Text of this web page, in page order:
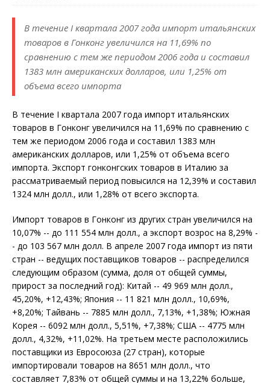
В течение I квартала 2007 года импорт итальянских
товаров в Гонконг увеличился на 11,69% по
сравнению с тем же периодом 2006 года и составил
1383 млн американских долларов, или 1,25% от
объема всего импорта
В течение I квартала 2007 года импорт итальянских
товаров в Гонконг увеличился на 11,69% по сравнению с
тем же периодом 2006 года и составил 1383 млн
американских долларов, или 1,25% от объема всего
импорта. Экспорт гонконгских товаров в Италию за
рассматриваемый период повысился на 12,39% и составил
1324 млн долл., или 1,28% от всего экспорта.
Импорт товаров в Гонконг из других стран увеличился на
10,07% -- до 111 554 млн долл., а экспорт возрос на 8,29% -
- до 103 567 млн долл. В апреле 2007 года импорт из пяти
стран -- ведущих поставщиков товаров -- распределился
следующим образом (сумма, доля от общей суммы,
прирост за последний год): Китай -- 49 969 млн долл.,
45,20%, +12,43%; Япония -- 11 821 млн долл., 10,69%,
+8,20%; Тайвань -- 7885 млн долл., 7,13%, +1,38%; Южная
Корея -- 6092 млн долл., 5,51%, +7,38%; США -- 4775 млн
долл., 4,32%, +11,02%. На третьем месте расположились
поставщики из Евросоюза (27 стран), которые
импортировали товаров на 8651 млн долл., что
составляет 7,83% от общей суммы и на 13,22% больше,